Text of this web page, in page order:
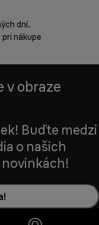
dní.
nákupe
v obraze
Buďte medzi
o našich